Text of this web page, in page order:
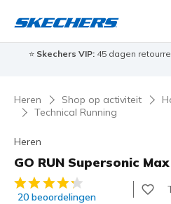
⭐ Skechers VIP:45 dagen
Heren Shop op activiteit
Technical Running
Heren
GO RUN Supersonic
3,8 van de 5
20 beoordelingen